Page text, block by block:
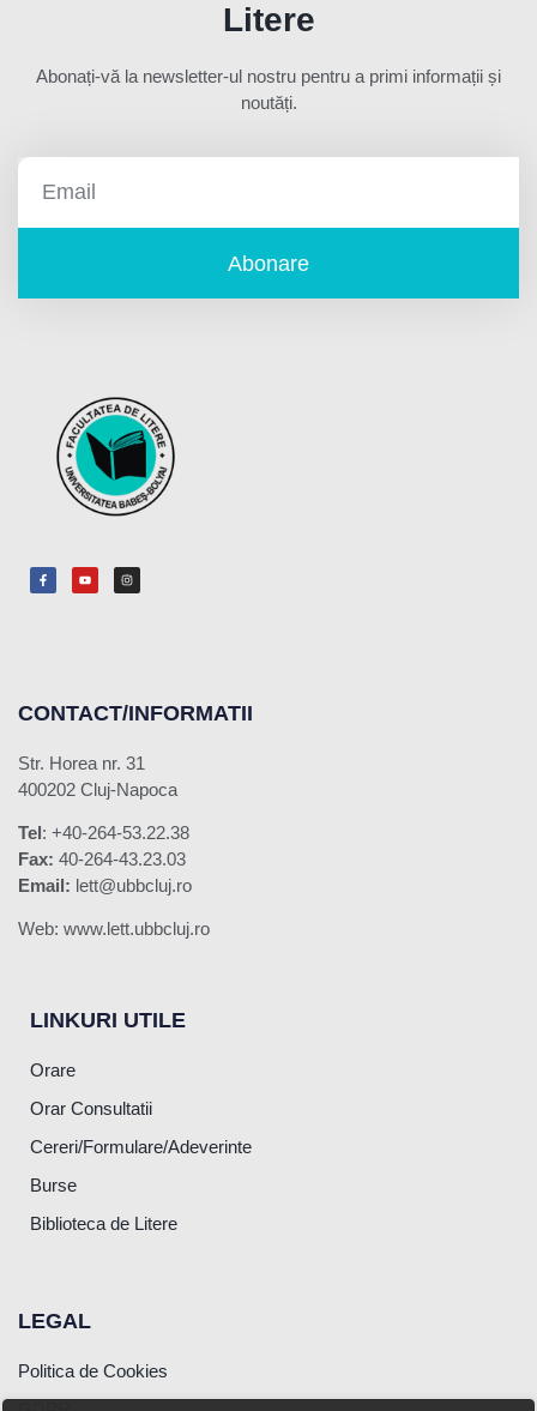
Litere
Abonați-vă la newsletter-ul nostru pentru a primi informații și
noutăți.
Abonare
CONTACT/INFORMATII
Str. Horea nr. 31
400202 Cluj-Napoca
Tel: +40-264-53.22.38
Fax: 40-264-43.23.03
Email: lett@ubbcluj.ro
Web: www.lett.ubbcluj.ro
LINKURI UTILE
Orare
Orar Consultatii
Cereri/Formulare/Adeverinte
Burse
Biblioteca de Litere
LEGAL
Politica de Cookies